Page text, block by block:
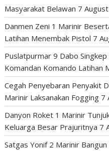
Masyarakat Belawan 7
Danmen Zeni 1 Marinir
Latihan Menembak Pistol 7
Puslatpurmar 9 Dabo
Komandan Komando Latihan
Cegah Penyebaran Penyakit
Marinir Laksanakan Fogging 7
Danyon Roket 1 Marinir
Keluarga Besar Prajuritnya 7
Satgas Yonif 2 Marinir